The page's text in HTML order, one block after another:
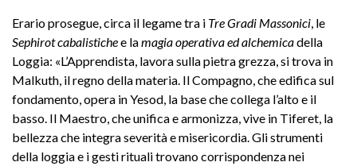
Erario prosegue, circa il legame tra i Tre Gradi Massonici , le
Sephirot cabalistichee lamagia operativa ed alchemicadella
Loggia: «L’Apprendista, lavora sulla pietra grezza, si trova in
Malkuth, il regno della materia. Il Compagno, che edifica sul
fondamento, opera in Yesod, la base che collega l’alto e il
basso. Il Maestro, che unifica e armonizza, vive in Tiferet, la
bellezza che integra severità e misericordia. Gli strumenti
della loggia e i gesti rituali trovano corrispondenza nei